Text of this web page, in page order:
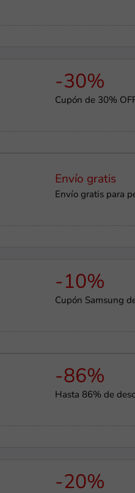
-30%
Cupón de 30%
Envío gratis
Envío gratis para
-10%
Cupón Samsung
-86%
Hasta 86% de
-20%